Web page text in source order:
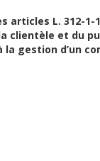
L. 312-1-
clientèle et du
gestion d’un